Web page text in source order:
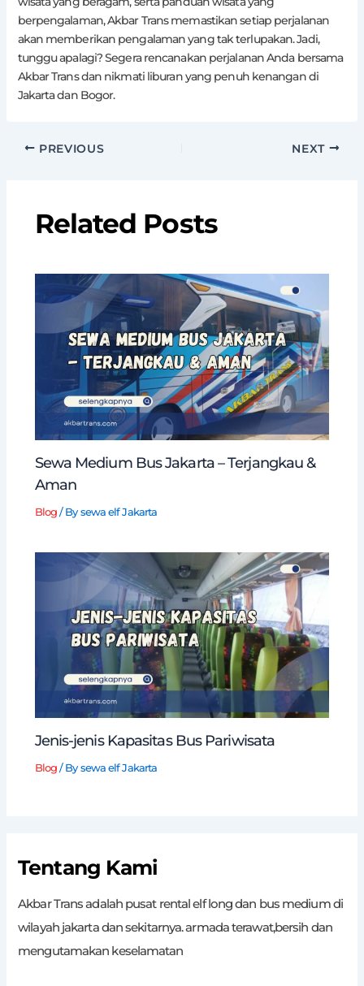
berpengalaman, Akbar Trans memastikan setiap perjalanan
akan memberikan pengalaman yang tak terlupakan. Jadi,
tunggu apalagi? Segera rencanakan perjalanan Anda bersama
Akbar Trans dan nikmati liburan yang penuh kenangan di
Jakarta dan Bogor.
PREVIOUS NEXT
Related Posts
Sewa Medium Bus Jakarta – Terjangkau &
Aman
Blog/ By sewa elf Jakarta
Jenis-jenis Kapasitas Bus Pariwisata
Blog/ By sewa elf Jakarta
Tentang Kami
Akbar Trans adalah pusat rental elf long dan bus medium di
wilayah jakarta dan sekitarnya. armada terawat,bersih dan
mengutamakan keselamatan